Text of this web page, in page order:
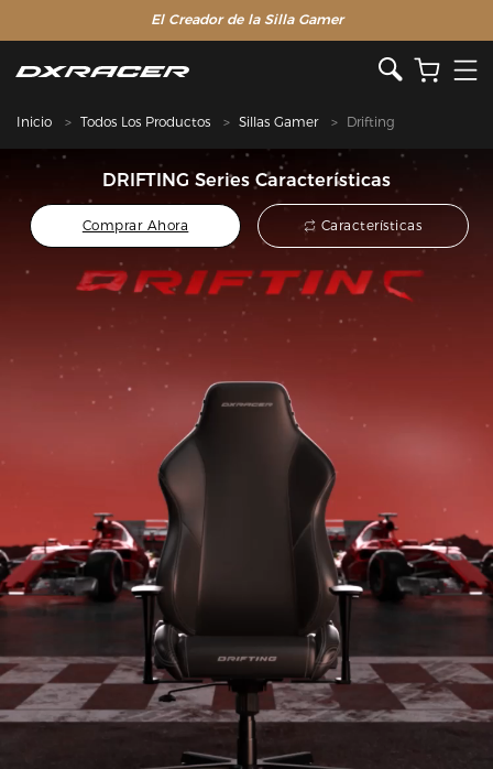
El Creador de la Silla Gamer
Inicio Todos Los Productos Sillas Gamer Drifting
DRIFTING Series Características
Comprar Ahora Características